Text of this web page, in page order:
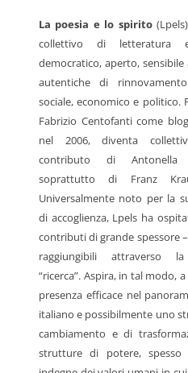
La poesia e lo spirito
collettivo di letteratura
democratico, aperto, sensibile
autentiche di
sociale, economico e politico.
Fabrizio Centofanti come
nel 2006, diventa
contributo di
soprattutto di Franz
Universalmente noto per la
di accoglienza, Lpels ha
contributi di grande spessore
raggiungibili attraverso
“ricerca”. Aspira, in tal modo,
presenza efficace nel
italiano e possibilmente uno
cambiamento e di
strutture di potere, spesso